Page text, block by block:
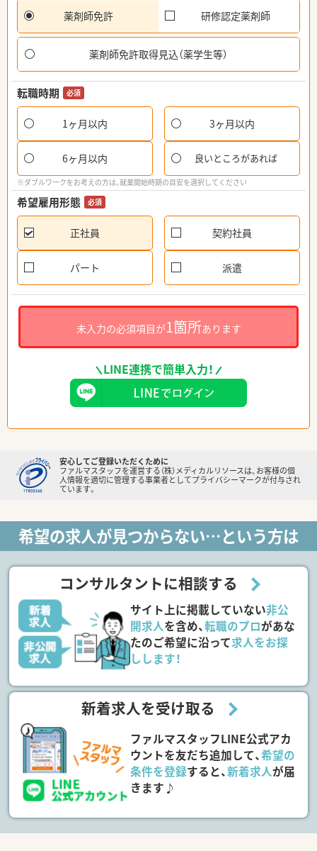
薬剤師免許 研修認定薬剤師
薬剤師免許取得見込（薬学生等）
転職時期 必須
1ヶ月以内 3ヶ月以内
6ヶ月以内 良いところがあれば
※ダブルワークをお考えの方は、就業開始時期の目安を選択してください
希望雇用形態 必須
正社員 契約社員
パート 派遣
未入力の必須項目が1箇所あります
LINE連携で簡単入力！
安心してご登録いただくために
ファルマスタッフを運営する（株）メディカルリソースは、お客様の個
人情報を適切に管理する事業者としてプライバシーマークが付与され
ています。
希望の求人が見つからない…という方は
コンサルタントに相談する
サイト上に掲載していない非公
開求人を含め、転職のプロがあな
たのご希望に沿って求人をお探
しします！
新着求人を受け取る
ファルマスタッフLINE公式アカ
ウントを友だち追加して、希望の
条件を登録すると、新着求人が届
きます♪